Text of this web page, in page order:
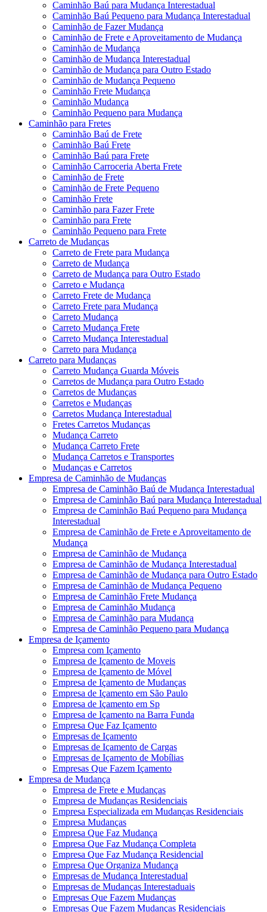
Caminhão Baú para Mudança Interestadual
Caminhão Baú Pequeno para Mudança Interestadual
Caminhão de Fazer Mudança
Caminhão de Frete e Aproveitamento de Mudança
Caminhão de Mudança
Caminhão de Mudança Interestadual
Caminhão de Mudança para Outro Estado
Caminhão de Mudança Pequeno
Caminhão Frete Mudança
Caminhão Mudança
Caminhão Pequeno para Mudança
Caminhão para Fretes
Caminhão Baú de Frete
Caminhão Baú Frete
Caminhão Baú para Frete
Caminhão Carroceria Aberta Frete
Caminhão de Frete
Caminhão de Frete Pequeno
Caminhão Frete
Caminhão para Fazer Frete
Caminhão para Frete
Caminhão Pequeno para Frete
Carreto de Mudanças
Carreto de Frete para Mudança
Carreto de Mudança
Carreto de Mudança para Outro Estado
Carreto e Mudança
Carreto Frete de Mudança
Carreto Frete para Mudança
Carreto Mudança
Carreto Mudança Frete
Carreto Mudança Interestadual
Carreto para Mudança
Carreto para Mudanças
Carreto Mudança Guarda Móveis
Carretos de Mudança para Outro Estado
Carretos de Mudanças
Carretos e Mudanças
Carretos Mudança Interestadual
Fretes Carretos Mudanças
Mudança Carreto
Mudança Carreto Frete
Mudança Carretos e Transportes
Mudanças e Carretos
Empresa de Caminhão de Mudanças
Empresa de Caminhão Baú de Mudança Interestadual
Empresa de Caminhão Baú para Mudança Interestadual
Empresa de Caminhão Baú Pequeno para Mudança
Interestadual
Empresa de Caminhão de Frete e Aproveitamento de
Mudança
Empresa de Caminhão de Mudança
Empresa de Caminhão de Mudança Interestadual
Empresa de Caminhão de Mudança para Outro Estado
Empresa de Caminhão de Mudança Pequeno
Empresa de Caminhão Frete Mudança
Empresa de Caminhão Mudança
Empresa de Caminhão para Mudança
Empresa de Caminhão Pequeno para Mudança
Empresa de Içamento
Empresa com Içamento
Empresa de Içamento de Moveis
Empresa de Içamento de Móvel
Empresa de Içamento de Mudanças
Empresa de Içamento em São Paulo
Empresa de Içamento em Sp
Empresa de Içamento na Barra Funda
Empresa Que Faz Içamento
Empresas de Içamento
Empresas de Içamento de Cargas
Empresas de Içamento de Mobílias
Empresas Que Fazem Içamento
Empresa de Mudança
Empresa de Frete e Mudanças
Empresa de Mudanças Residenciais
Empresa Especializada em Mudanças Residenciais
Empresa Mudanças
Empresa Que Faz Mudança
Empresa Que Faz Mudança Completa
Empresa Que Faz Mudança Residencial
Empresa Que Organiza Mudança
Empresas de Mudança Interestadual
Empresas de Mudanças Interestaduais
Empresas Que Fazem Mudanças
Empresas Que Fazem Mudanças Residenciais